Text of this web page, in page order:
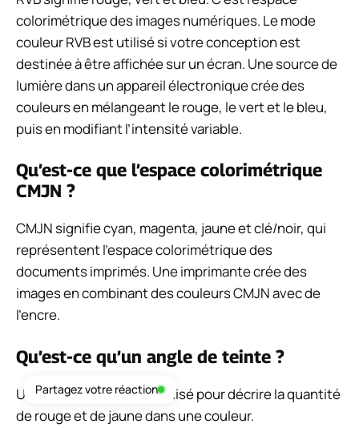
colorimétrique des images numériques. Le mode
couleur RVB est utilisé si votre conception est
destinée à être affichée sur un écran. Une source de
lumière dans un appareil électronique crée des
couleurs en mélangeant le rouge, le vert et le bleu,
puis en modifiant l’intensité variable.
Qu’est-ce que l’espace colorimétrique
CMJN ?
CMJN signifie cyan, magenta, jaune et clé/noir, qui
représentent l’espace colorimétrique des
documents imprimés. Une imprimante crée des
images en combinant des couleurs CMJN avec de
l’encre.
Qu’est-ce qu’un angle de teinte ?
Un angle de teinte est utilisé pour décrire la quantité
de rouge et de jaune dans une couleur.
Partagez votre réaction